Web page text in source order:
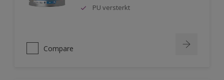
PU versterkt
Compare